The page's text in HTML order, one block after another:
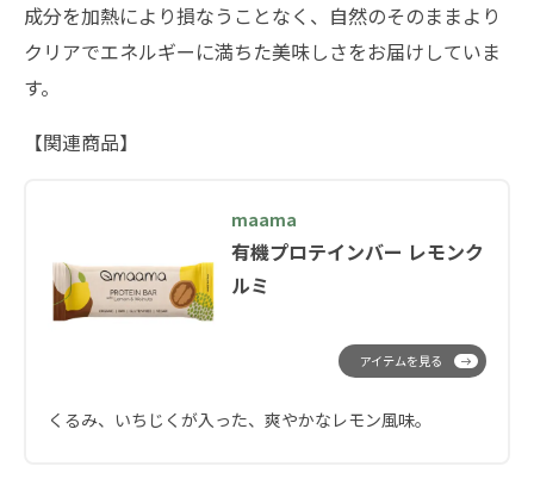
成分を加熱により損なうことなく、自然のそのままより
クリアでエネルギーに満ちた美味しさをお届けしていま
す。
【関連商品】
有機プロテインバー レモンク
ルミ
maama
くるみ、いちじくが入った、爽やかなレモン風味。
アイテムを見る